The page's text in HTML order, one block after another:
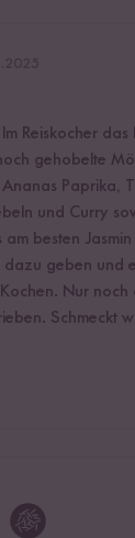
Reiskocher das
gehobelte
Ananas Paprika,
und Curry
am besten
dazu geben und
Nur noch
Schmeckt